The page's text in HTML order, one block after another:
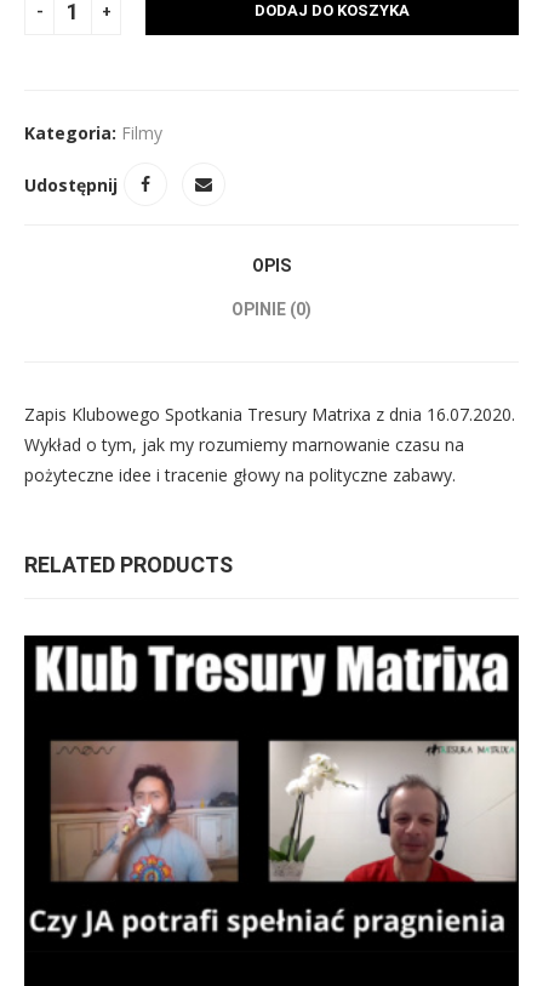
DODAJ DO KOSZYKA
Kategoria: Filmy
Udostępnij
OPIS
OPINIE (0)
Zapis Klubowego Spotkania Tresury Matrixa z dnia 16.07.2020.
Wykład o tym, jak my rozumiemy marnowanie czasu na
pożyteczne idee i tracenie głowy na polityczne zabawy.
RELATED PRODUCTS